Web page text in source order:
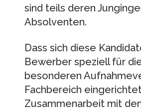
sind teils deren
Absolventen.
Dass sich diese
Bewerber speziell für
besonderen
Fachbereich
Zusammenarbeit mit